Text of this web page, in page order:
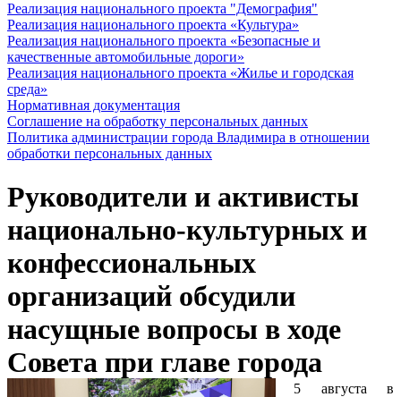
Реализация национального проекта "Демография"
Реализация национального проекта «Культура»
Реализация национального проекта «Безопасные и
качественные автомобильные дороги»
Реализация национального проекта «Жилье и городская
среда»
Нормативная документация
Соглашение на обработку персональных данных
Политика администрации города Владимира в отношении
обработки персональных данных
Руководители и активисты
национально-культурных и
конфессиональных
организаций обсудили
насущные вопросы в ходе
Совета при главе города
5 августа в